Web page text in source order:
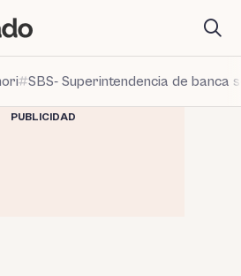
SBS- Superintendencia de banca
PUBLICIDAD